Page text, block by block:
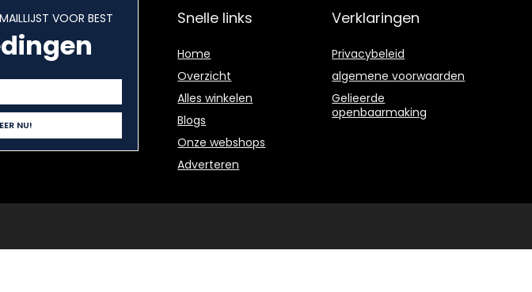
makenVOOR BEST Snelle links
Home
Overzicht
Alles winkelen
Blogs
Onze webshops
Adverteren
Verklaringen
Privacybeleid
algemene voorwaarden
Gelieerde
openbaarmaking